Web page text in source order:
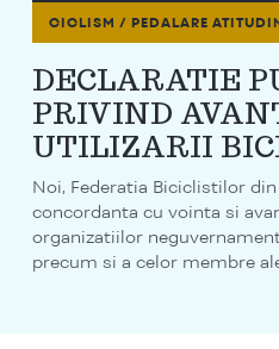
CICLISM / PEDALARE
DECLARATIE
PRIVIND
UTILIZARII
Noi, Federatia Biciclistilor din
concordanta cu vointa si
organizatiilor
precum si a celor membre